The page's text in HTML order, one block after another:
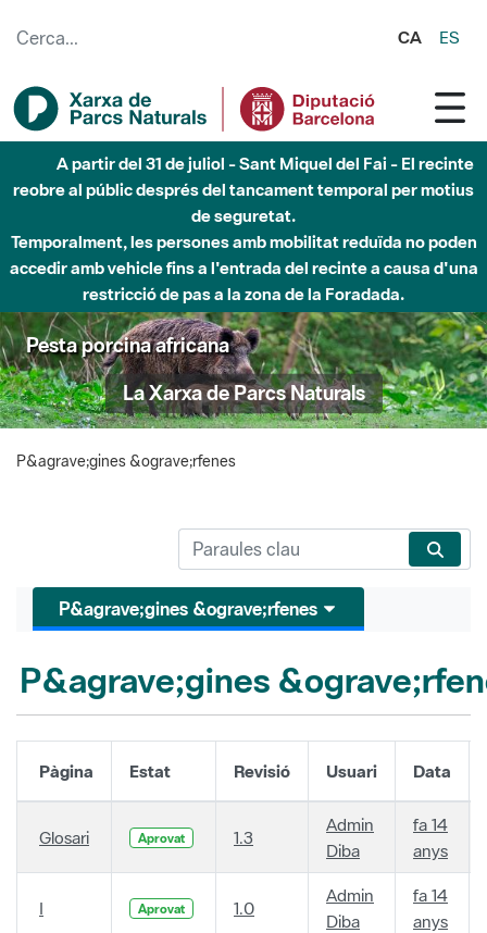
CA ES
A partir del 31 de juliol - Sant Miquel del Fai - El recinte
reobre al públic després del tancament temporal per motius
de seguretat.
Temporalment, les persones amb mobilitat reduïda no poden
accedir amb vehicle fins a l'entrada del recinte a causa d'una
restricció de pas a la zona de la Foradada.
Pesta porcina africana
La Xarxa de Parcs Naturals
P&agrave;gines &ograve;rfenes
P&agrave;gines &ograve;rfenes
P&agrave;gines
Pàgina Estat Revisió Usuari Data
Glosari Aprovat 1.3
Admin
Diba
fa 14
anys
I Aprovat 1.0
Admin
Diba
fa 14
anys